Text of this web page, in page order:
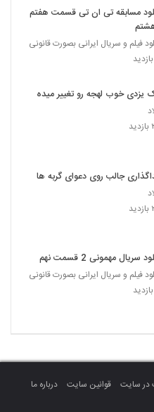
مسابقه تی ان تی قسمت هفتم
فیلم و سریال ایرانی بصورت قانونی
یزدی خوب لهجه رو تغییر میده
جالب روی دعوای گربه ها
سریال مهمونی 2 قسمت نهم
فیلم و سریال ایرانی بصورت قانونی
سایت قوانین سایت
درباره ما